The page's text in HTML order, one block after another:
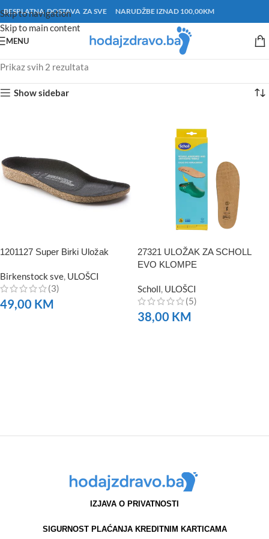
Skip to navigation
Skip to main content
BESPLATNA DOSTAVA ZA SVE NARUDŽBE IZNAD 100,00KM
MENU
Prikaz svih 2 rezultata
Show sidebar
1201127 Super Birki Uložak
Birkenstock sve, ULOŠCI
(3)
49,00 KM
27321 ULOŽAK ZA SCHOLL
EVO KLOMPE
Scholl, ULOŠCI
(5)
38,00 KM
IZJAVA O PRIVATNOSTI
SIGURNOST PLAĆANJA KREDITNIM KARTICAMA